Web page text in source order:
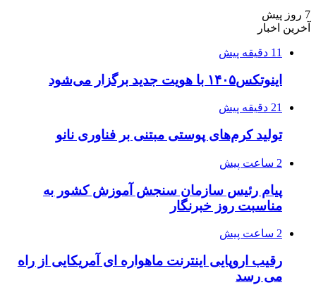
7 روز پیش
آخرین اخبار
11 دقیقه پیش
اینوتکس۱۴۰۵ با هویت جدید برگزار می‌شود
21 دقیقه پیش
تولید کرم‌های پوستی مبتنی بر فناوری نانو
2 ساعت پیش
پیام رئیس سازمان سنجش آموزش کشور به
مناسبت روز خبرنگار
2 ساعت پیش
رقیب اروپایی اینترنت ماهواره ای آمریکایی از راه
می رسد